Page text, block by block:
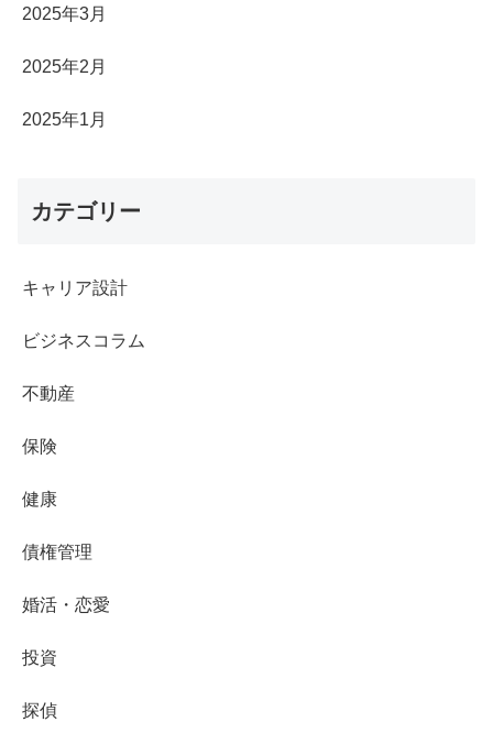
2025年3月
2025年2月
2025年1月
カテゴリー
キャリア設計
ビジネスコラム
不動産
保険
健康
債権管理
婚活・恋愛
投資
探偵